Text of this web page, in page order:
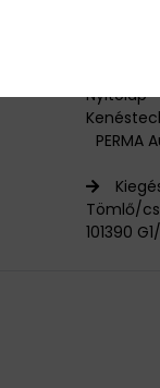
KÉZISZERSZÁMOK
HAJTÁSTECHNIKA
Nyitólap
PERMA
Tömlő/
101390